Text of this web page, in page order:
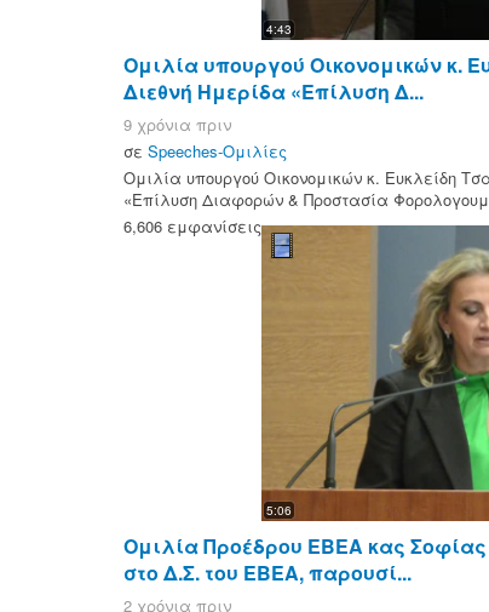
4:43
Ομιλία υπουργού Οικονομικών κ.
Διεθνή Ημερίδα «Επίλυση Δ...
9 χρόνια πριν
σε Speeches-Ομιλίες
Ομιλία υπουργού Οικονομικών κ. Ευκλείδη
«Επίλυση Διαφορών & Προστασία
6,606 εμφανίσεις
5:06
Ομιλία Προέδρου ΕΒΕΑ κας
στο Δ.Σ. του ΕΒΕΑ, παρουσί...
2 χρόνια πριν